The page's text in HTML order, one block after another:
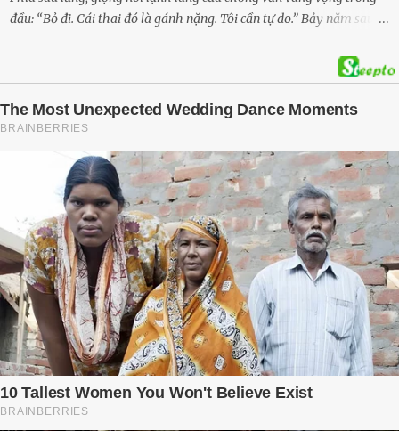
đầu: “Bỏ đi. Cái thai đó là gánh nặng. Tôi cần tự do.” Bảy năm sau,
kế hoạch được chuẩn bị kỹ lưỡng để người đàn ông phản bội ấy
phải trả giá … Hà Nội, mùa thu năm 2018, cái lạnh len lỏi qua từng
khe cửa gỗ cũ kỹ. Trong một căn biệt thự sang trọng ở phố Tây Hồ,
Ngọc Anh ngồi lặng lẽ trên ghế sofa, tay đặt lên bụng – nơi hai sinh
phải sống trong sợ hãi khi mang thai, đặc biệt là sợ… chính chồng
mình. Trí – người chồng mà cô từng yêu đến mù quáng, đã không
còn là người đàn ông của ngày đầu. Thành đạt, quyền lực, nhưng
cũng dối trá và lạnh lùng. Gần đây, anh hay về muộn, thậm chí có
đêm không về. Và rồi, trong một bữa cơm tối vắng lặng, Trí ném
xuống bàn ly n...